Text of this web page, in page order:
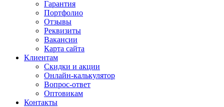
Гарантия
Портфолио
Отзывы
Реквизиты
Вакансии
Карта сайта
Клиентам
Скидки и акции
Онлайн-калькулятор
Вопрос-ответ
Оптовикам
Контакты